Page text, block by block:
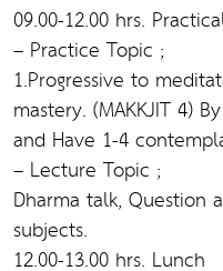
09.00-12.00 hrs.
– Practice Topic ;
1.Progressive to
mastery. (MAKKJIT 4)
and Have 1-4
– Lecture Topic ;
Dharma talk, Question
subjects.
12.00-13.00 hrs. Lunch